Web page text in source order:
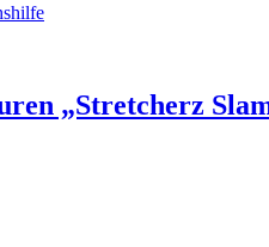
„Stretcherz